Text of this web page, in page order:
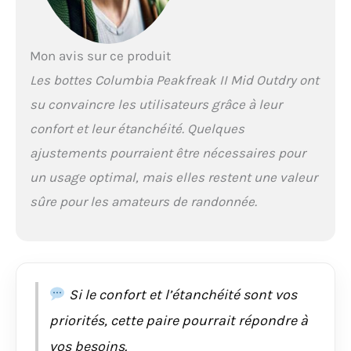
en mouvement.
TECHLITE+ : Pour la
haute performance sur
terrain variable.
avec mousse réactive
extra légère qui offre
d'énergie. ADAPT TRAX :
système de traction
motif de bande de
Mon avis sur ce produit
Les bottes Columbia Peakfreak II Mid Outdry ont
su convaincre les utilisateurs grâce à leur
confort et leur étanchéité. Quelques
ajustements pourraient être nécessaires pour
un usage optimal, mais elles restent une valeur
sûre pour les amateurs de randonnée.
Si le confort et l’étanchéité sont vos
priorités, cette paire pourrait répondre à
vos besoins.